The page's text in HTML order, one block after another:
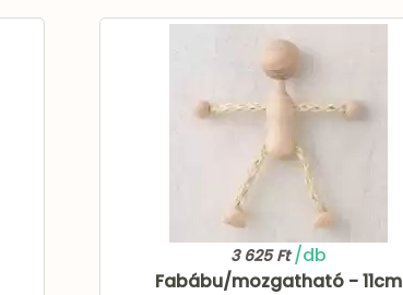
3 625 Ft/db
Fabábu/mozgatható - 11cm